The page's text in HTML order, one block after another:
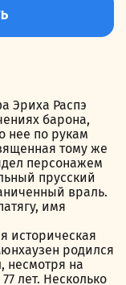
Эриха Распэ
барона,
нее по рукам
тому же
персонажем
прусский
враль.
имя
историческая
родился
несмотря на
лет. Несколько